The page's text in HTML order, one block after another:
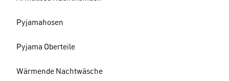
Pyjamahosen
Pyjama Oberteile
Wärmende Nachtwäsche